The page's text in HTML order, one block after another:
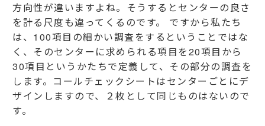
方向性が違いますよね。そうするとセンターの良さ
を計る尺度も違ってくるのです。 ですから私たち
は、100項目の細かい調査をするということではな
く、そのセンターに求められる項目を20項目から
30項目というかたちで定義して、その部分の調査を
します。コールチェックシートはセンターごとにデ
ザインしますので、２枚として同じものはないので
す。